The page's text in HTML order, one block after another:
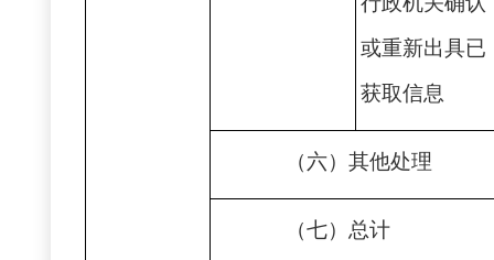
或重新出具已
获取信息
（六）其他处理
（七）总计